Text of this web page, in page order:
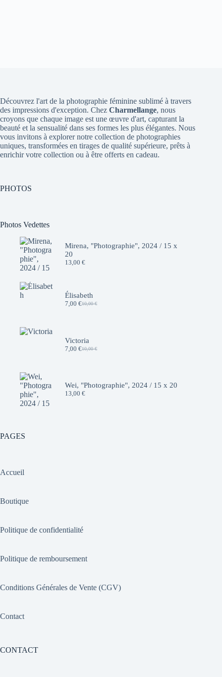
Découvrez l'art de la photographie féminine sublimé à travers
des impressions d'exception. Chez Charmellange, nous
croyons que chaque image est une œuvre d'art, capturant la
beauté et la sensualité dans ses formes les plus élégantes. Nous
vous invitons à explorer notre collection de photographies
uniques, transformées en tirages de qualité supérieure, prêts à
enrichir votre collection ou à être offerts en cadeau.
PHOTOS
Photos Vedettes
Mirena, "Photographie", 2024 / 15 x
20
13,00 €
Élisabeth
10,00€
Le
10,00 €.
7,00 €Le
7,00 €.
Victoria
10,00€
Le
10,00 €.
7,00 €Le
7,00 €.
Wei, "Photographie", 2024 / 15 x 20
13,00 €
PAGES
Accueil
Boutique
Politique de confidentialité
Politique de remboursement
Conditions Générales de Vente (CGV)
Contact
CONTACT